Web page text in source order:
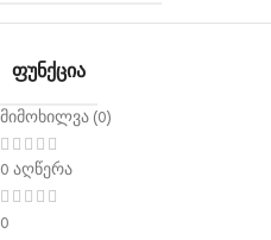
ᲤᲣᲜᲥᲪᲘᲐ
მიმოხილვა (0)
0 აღწერა
0